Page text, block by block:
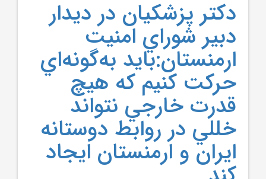
دکتر پزشکيان در ديدار
دبير شوراي امنيت
ارمنستان:بايد به‌گونه‌اي
حرکت کنيم که هيچ
قدرت خارجي نتواند
خللي در روابط دوستانه
ايران و ارمنستان ايجاد